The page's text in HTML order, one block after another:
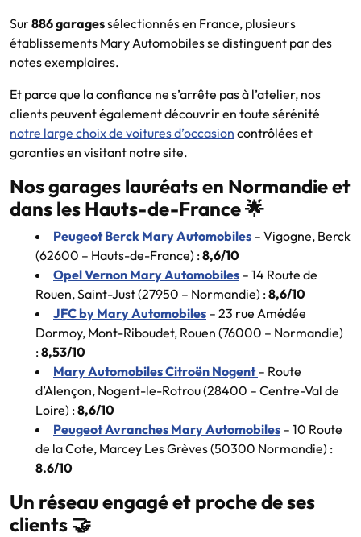
Sur886 garagessélectionnés en France, plusieurs
établissements Mary Automobiles se distinguent par des
notes exemplaires.
Et parce que la confiance ne s’arrête pas à l’atelier, nos
clients peuvent également découvrir en toute sérénité
notre large choix de voitures d’occasion contrôlées et
garanties en visitant notre site.
Nos garages lauréats en Normandie et
dans les Hauts-de-France 🌟
Peugeot Berck Mary Automobiles – Vigogne, Berck
(62600 – Hauts-de-France) :8,6/10
Opel Vernon Mary Automobiles – 14 Route de
Rouen, Saint-Just (27950 – Normandie) :8,6/10
JFC by Mary Automobiles – 23 rue Amédée
Dormoy, Mont-Riboudet, Rouen (76000 – Normandie)
:8,53/10
Mary Automobiles Citroën Nogent – Route
d’Alençon, Nogent-le-Rotrou (28400 – Centre-Val de
Loire) :8,6/10
Peugeot Avranches Mary Automobiles – 10 Route
de la Cote, Marcey Les Grèves (50300 Normandie) :
8.6/10
Un réseau engagé et proche de ses
clients 🤝